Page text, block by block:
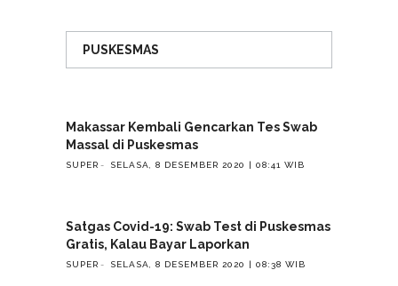
PUSKESMAS
Makassar Kembali Gencarkan Tes Swab
Massal di Puskesmas
SUPER SELASA, 8 DESEMBER 2020 | 08:41 WIB
Satgas Covid-19: Swab Test di Puskesmas
Gratis, Kalau Bayar Laporkan
SUPER SELASA, 8 DESEMBER 2020 | 08:38 WIB